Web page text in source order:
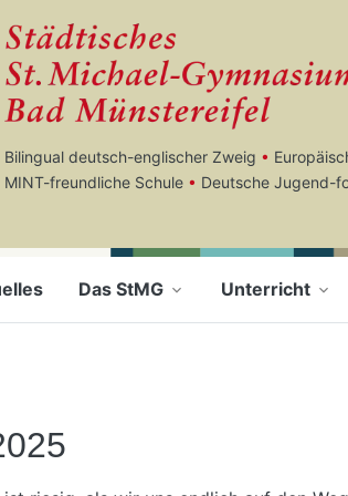
Bilingual deutsch-englischer Zweig •
MINT-freundliche Schule • Deutsche Jugend-
Das StMG Unterricht